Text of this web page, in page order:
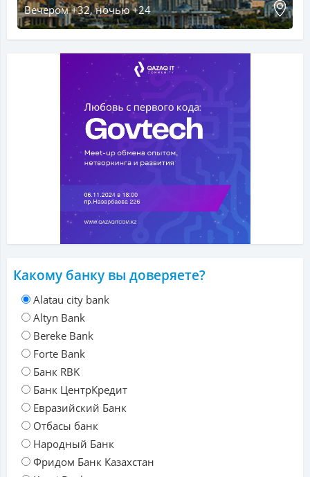
Вечером +32, ночью +24
Какому банку вы доверяете?
Alatau city bank
Altyn Bank
Bereke Bank
Forte Bank
Банк RBK
Банк ЦентрКредит
Евразийский Банк
Отбасы банк
Народный Банк
Фридом Банк Казахстан